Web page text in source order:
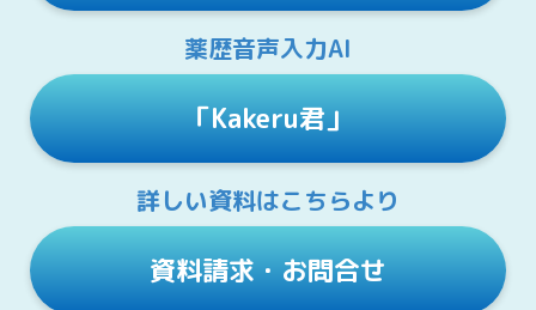
薬歴音声入力AI
「Kakeru君」
詳しい資料はこちらより
資料請求・お問合せ